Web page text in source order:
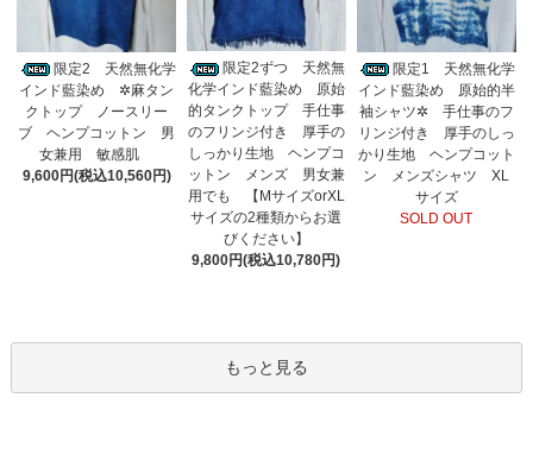
限定2 天然無化学
インド藍染め ✲麻タン
クトップ ノースリー
ブ ヘンプコットン 男
女兼用 敏感肌
9,600円(税込10,560円)
限定2ずつ 天然無
化学インド藍染め 原始
的タンクトップ 手仕事
のフリンジ付き 厚手の
しっかり生地 ヘンプコ
ットン メンズ 男女兼
用でも 【MサイズorXL
サイズの2種類からお選
びください】
9,800円(税込10,780円)
限定1 天然無化学
インド藍染め 原始的半
袖シャツ✲ 手仕事のフ
リンジ付き 厚手のしっ
かり生地 ヘンプコット
ン メンズシャツ XL
サイズ
SOLD OUT
もっと見る